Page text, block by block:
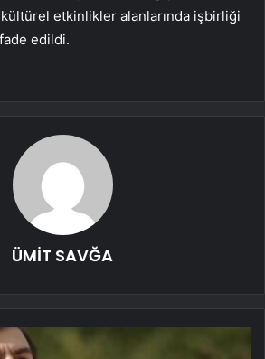
etkinlikler alanlarında işbirliği
edildi.
ÜMİT SAVĞA